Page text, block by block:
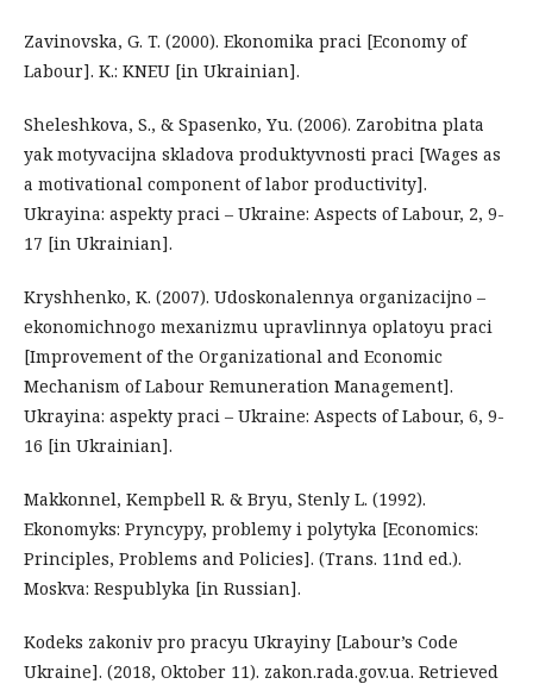
Zavinovska, G. T. (2000). Ekonomika praci [Economy of
Labour]. K.: KNEU [in Ukrainian].
Sheleshkova, S., & Spasenko, Yu. (2006). Zarobitna plata
yak motyvacijna skladova produktyvnosti praci [Wages as
a motivational component of labor productivity].
Ukrayina: aspekty praci – Ukraine: Aspects of Labour, 2, 9-
17 [in Ukrainian].
Kryshhenko, K. (2007). Udoskonalennya organizacijno –
ekonomichnogo mexanizmu upravlinnya oplatoyu praci
[Improvement of the Organizational and Economic
Mechanism of Labour Remuneration Management].
Ukrayina: aspekty praci – Ukraine: Aspects of Labour, 6, 9-
16 [in Ukrainian].
Makkonnel, Kempbell R. & Bryu, Stenly L. (1992).
Ekonomyks: Pryncypy, problemy i polytyka [Economics:
Principles, Problems and Policies]. (Trans. 11nd ed.).
Moskva: Respublyka [in Russian].
Kodeks zakoniv pro pracyu Ukrayiny [Labour’s Code
Ukraine]. (2018, Oktober 11). zakon.rada.gov.ua. Retrieved